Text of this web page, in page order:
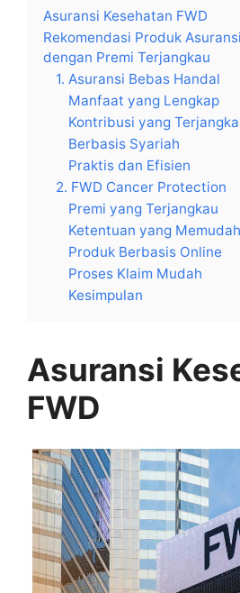
Asuransi Kesehatan FWD
Rekomendasi Produk
dengan Premi Terjangkau
1. Asuransi Bebas Handal
Manfaat yang Lengkap
Kontribusi yang
Berbasis Syariah
Praktis dan Efisien
2. FWD Cancer Protection
Premi yang Terjangkau
Ketentuan yang
Produk Berbasis Online
Proses Klaim Mudah
Kesimpulan
Asuransi
FWD